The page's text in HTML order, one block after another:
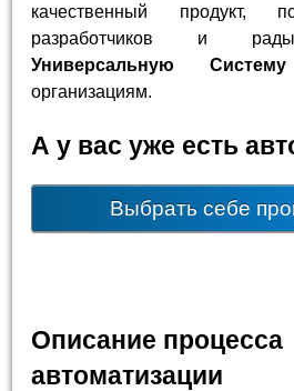
качественный продукт,
разработчиков и рады
Универсальную
организациям.
А у вас уже есть
Выбрать себе
Описание процесса
автоматизации